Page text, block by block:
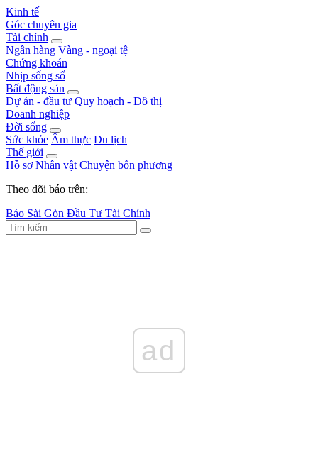
Kinh tế
Góc chuyên gia
Tài chính
Ngân hàng Vàng - ngoại tệ
Chứng khoán
Nhịp sống số
Bất động sản
Dự án - đầu tư Quy hoạch - Đô thị
Doanh nghiệp
Đời sống
Sức khỏe Ẩm thực Du lịch
Thế giới
Hồ sơ Nhân vật Chuyện bốn phương
Theo dõi báo trên:
Báo Sài Gòn Đầu Tư Tài Chính
ad